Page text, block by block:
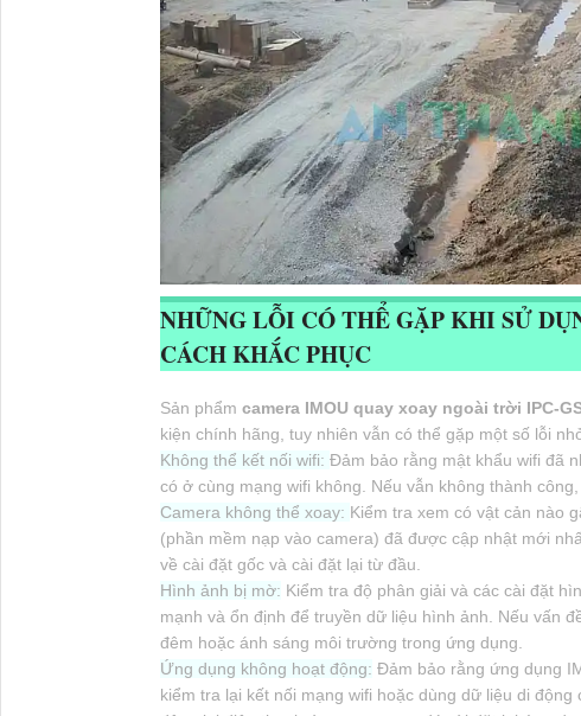
NHỮNG LỖI CÓ THỂ GẶP KHI SỬ
CÁCH KHẮC PHỤC
Sản phẩm camera IMOU quay xoay ngoài trời IPC-
kiện chính hãng, tuy nhiên vẫn có thể gặp một số lỗi
Không thể kết nối wifi: Đảm bảo rằng mật khẩu wifi đã
có ở cùng mạng wifi không. Nếu vẫn không thành
Camera không thể xoay: Kiểm tra xem có vật cản nào
(phần mềm nạp vào camera) đã được cập nhật mới
về cài đặt gốc và cài đặt lại từ đầu.
Hình ảnh bị mờ: Kiểm tra độ phân giải và các cài đặt
mạnh và ổn định để truyền dữ liệu hình ảnh. Nếu vấn
đêm hoặc ánh sáng môi trường trong ứng dụng.
Ứng dụng không hoạt động: Đảm bảo rằng ứng dụng
kiểm tra lại kết nối mạng wifi hoặc dùng dữ liệu di